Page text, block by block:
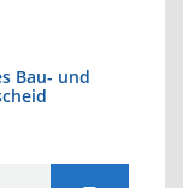
Bau- und